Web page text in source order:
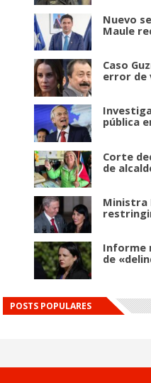
Nuevo
Maule
Caso
error de
pública
Corte
de
Ministra
Informe
de
POSTS POPULARES